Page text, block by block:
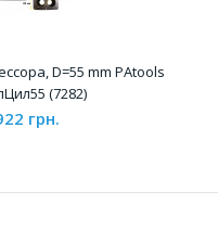
D=55 mm PAtools
(7282)
грн.